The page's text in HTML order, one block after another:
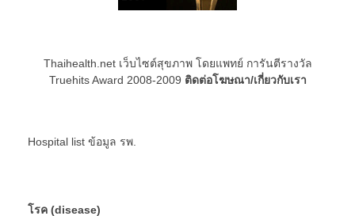
Thaihealth.net เว็บไซต์สุขภาพ โดยแพทย์ การันตีรางวัล
Truehits Award 2008-2009 ติดต่อโฆษณา/เกี่ยวกับเรา
Hospital list ข้อมูล รพ.
โรค (disease)